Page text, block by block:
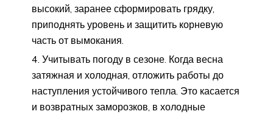
высокий, заранее сформировать грядку,
приподнять уровень и защитить корневую
часть от вымокания.
Учитывать погоду в сезоне. Когда весна
затяжная и холодная, отложить работы до
наступления устойчивого тепла. Это касается
и возвратных заморозков, в холодные